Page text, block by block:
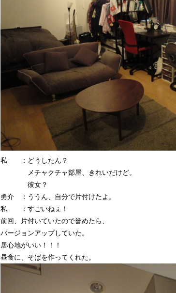
私 ：どうしたん？
メチャクチャ部屋、きれいだけど。
彼女？
勇介 ：ううん、自分で片付けたよ。
私 ：すごいねぇ！
前回、片付いていたので誉めたら、
バージョンアップしていた。
居心地がいい！！！
昼食に、そばを作ってくれた。